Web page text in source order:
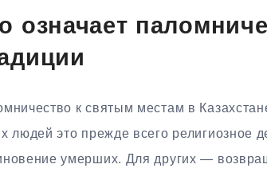
означает
к святым местам в
людей это прежде всего религиозное
умерших. Для других —